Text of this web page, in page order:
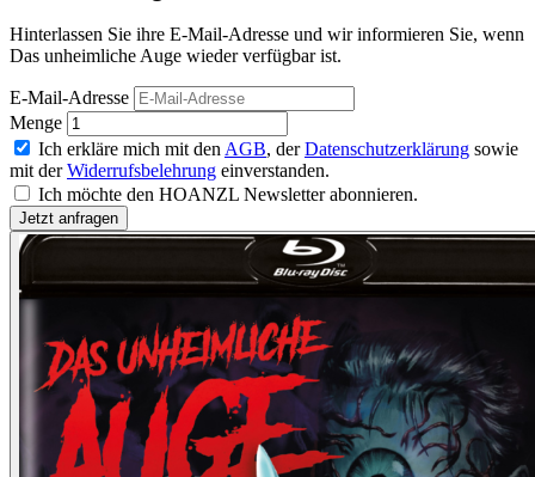
Hinterlassen Sie ihre E-Mail-Adresse und wir informieren Sie, wenn
Das unheimliche Auge wieder verfügbar ist.
E-Mail-Adresse
Menge
Ich erkläre mich mit den AGB, derDatenschutzerklärung sowie
mit derWiderrufsbelehrung einverstanden.
Ich möchte den HOANZL Newsletter abonnieren.